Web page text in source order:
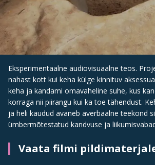
Eksperimentaalne audiovisuaalne teos.
nahast kott kui keha külge kinnituv
keha ja kandami omavaheline suhe, kus
korraga nii piirangu kui ka toe tähendust.
ja heli kaudud avaneb averbaalne teekond
ümbermõtestatud kandvuse ja
Vaata filmi